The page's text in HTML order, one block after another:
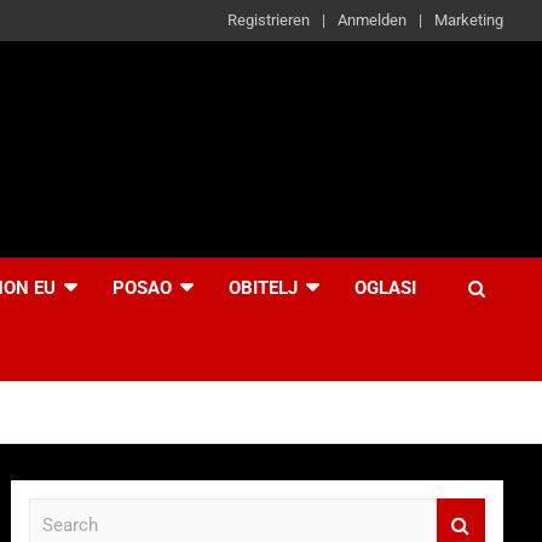
Registrieren Anmelden Marketing
EU POSAO OBITELJ OGLASI